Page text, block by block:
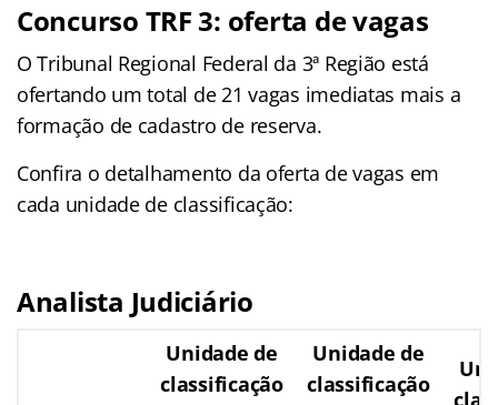
Concurso TRF 3: oferta de vagas
O Tribunal Regional Federal da 3ª Região está
ofertando um total de 21 vagas imediatas mais a
formação de cadastro de reserva.
Confira o detalhamento da oferta de vagas em
cada unidade de classificação:
Analista Judiciário
Unidade de
classificação
Unidade de
classificação